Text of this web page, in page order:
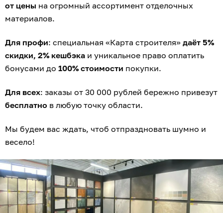
от цены на огромный ассортимент отделочных
материалов.
Для профи: специальная «Карта строителя» даёт 5%
скидки, 2% кешбэка и уникальное право оплатить
бонусами до 100% стоимости покупки.
Для всех: заказы от 30 000 рублей бережно привезут
бесплатно в любую точку области.
Мы будем вас ждать, чтоб отпраздновать шумно и
весело!